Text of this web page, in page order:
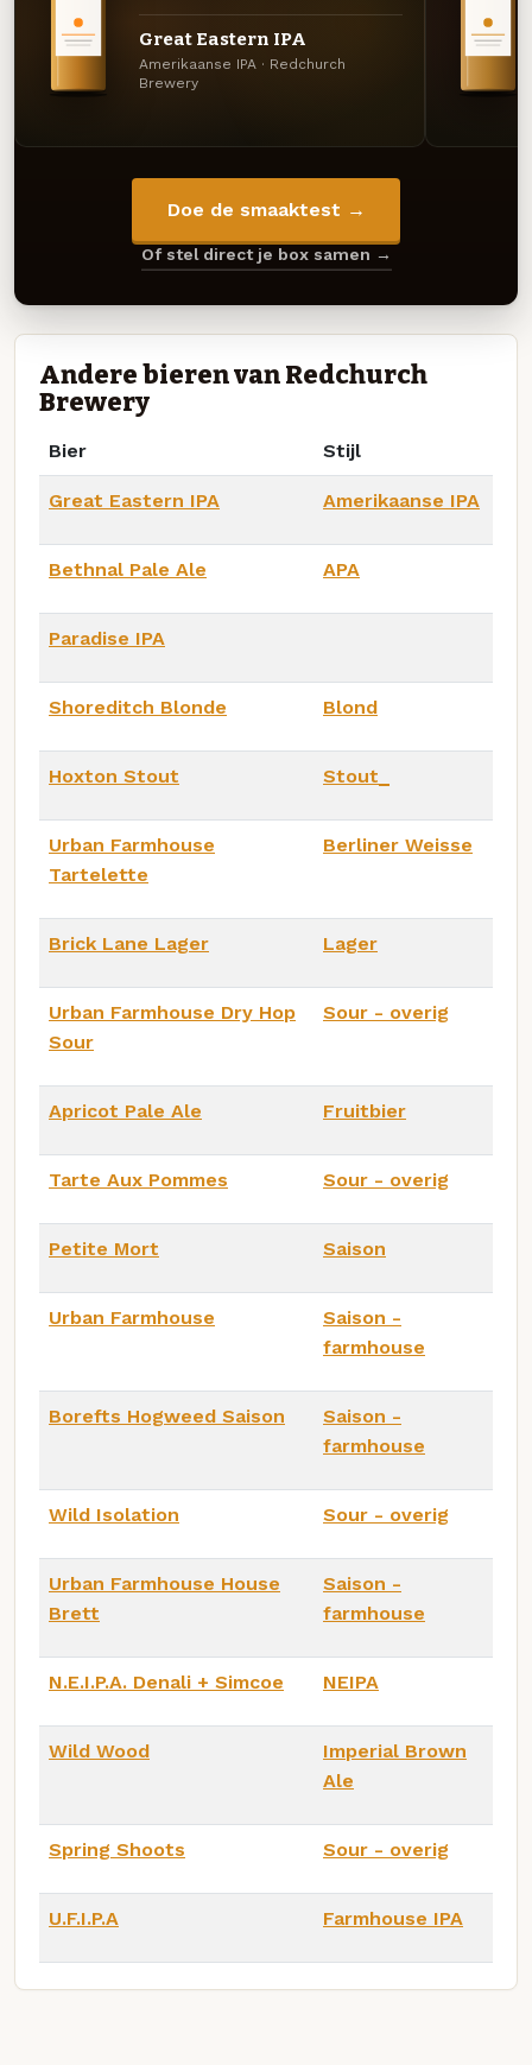
Great Eastern IPA
Amerikaanse IPA · Redchurch
Brewery
Doe de smaaktest →
Of stel direct je box samen →
Andere bieren van Redchurch
Brewery
Bier Stijl
Great Eastern IPA Amerikaanse IPA
Bethnal Pale Ale APA
Paradise IPA
Shoreditch Blonde Blond
Hoxton Stout Stout_
Urban Farmhouse
Tartelette
Berliner Weisse
Brick Lane Lager Lager
Urban Farmhouse Dry Hop
Sour
Sour - overig
Apricot Pale Ale Fruitbier
Tarte Aux Pommes Sour - overig
Petite Mort Saison
Urban Farmhouse
Saison -
farmhouse
Borefts Hogweed Saison
Saison -
farmhouse
Wild Isolation Sour - overig
Urban Farmhouse House
Brett
Saison -
farmhouse
N.E.I.P.A. Denali + Simcoe NEIPA
Wild Wood
Imperial Brown
Ale
Spring Shoots Sour - overig
U.F.I.P.A Farmhouse IPA